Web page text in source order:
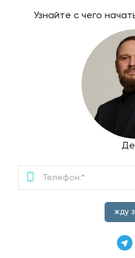
Узнайте с чего
жду